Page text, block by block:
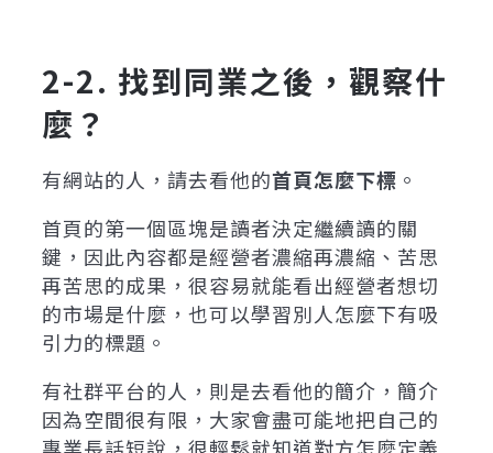
2-2. 找到同業之後，觀察什
麼？
有網站的人，請去看他的首頁怎麼下標 。
首頁的第一個區塊是讀者決定繼續讀的關
鍵，因此內容都是經營者濃縮再濃縮、苦思
再苦思的成果，很容易就能看出經營者想切
的市場是什麼，也可以學習別人怎麼下有吸
引力的標題。
有社群平台的人，則是去看他的簡介，簡介
因為空間很有限，大家會盡可能地把自己的